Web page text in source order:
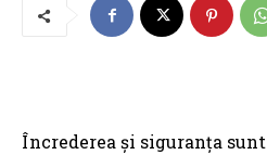
Încrederea și siguranța